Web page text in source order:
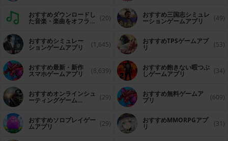
おすすめダウンロードし
た音楽・楽曲をオフライ (20) おすすめ三国志シミュレ
ーションゲームアプリ (49)
おすすめシミュレー
ションゲームアプリ (1,645) おすすめTPSゲームアプ
リ (53)
おすすめ最新・新作
スマホゲームアプリ (8,639) おすすめ飽きない暇つぶ
しゲームアプリ (34)
おすすめオンラインシュ
ーティングゲーム (29) おすすめ無料ゲームア
プリ (609)
おすすめソロプレイゲー
ムアプリ (29) おすすめ MMORPGアプ
リ (31)